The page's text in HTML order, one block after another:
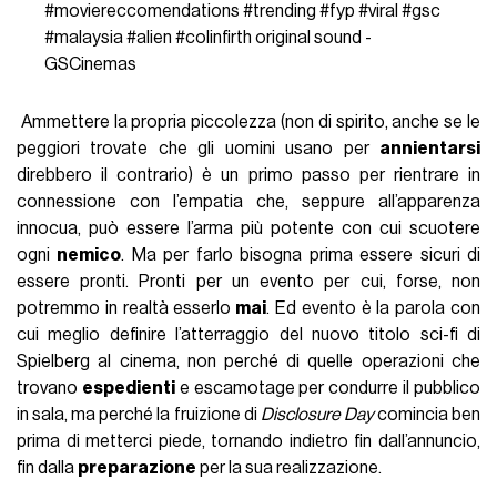
#moviereccomendations #trending #fyp #viral #gsc
#malaysia#alien #colinfirth original sound -
GSCinemas
Ammettere la propria piccolezza (non di spirito, anche se le
peggiori trovate che gli uomini usano per annientarsi
direbbero il contrario) è un primo passo per rientrare in
connessione con l’empatia che, seppure all’apparenza
innocua, può essere l’arma più potente con cui scuotere
ogni nemico. Ma per farlo bisogna prima essere sicuri di
essere pronti. Pronti per un evento per cui, forse, non
potremmo in realtà esserlo mai. Ed evento è la parola con
cui meglio definire l’atterraggio del nuovo titolo sci-fi di
Spielberg al cinema, non perché di quelle operazioni che
trovano espedientie escamotage per condurre il pubblico
in sala, ma perché la fruizione di Disclosure Daycomincia ben
prima di metterci piede, tornando indietro fin dall’annuncio,
fin dalla preparazione per la sua realizzazione.